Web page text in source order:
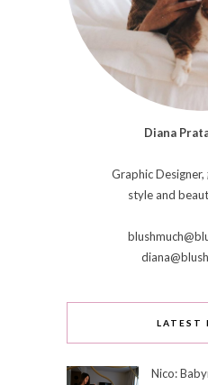
Diana
Graphic Designer,
style and
LATEST
Nico: